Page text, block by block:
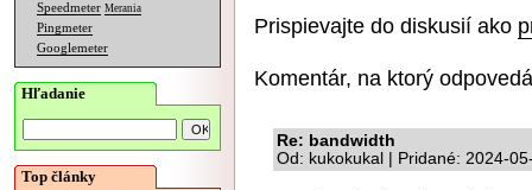
Speedmeter Merania
Pingmeter
Googlemeter
Hľadanie
Top články
Prispievajte do diskusií ako
Komentár, na ktorý
Re: bandwidth
Od: kukokukal | Pridané: 2024-